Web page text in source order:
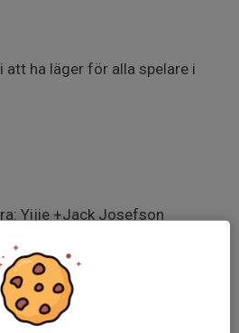
att ha läger för alla spelare i
Yijie +Jack Josefson
under Mini-SM)
att ha enklare
spelare.